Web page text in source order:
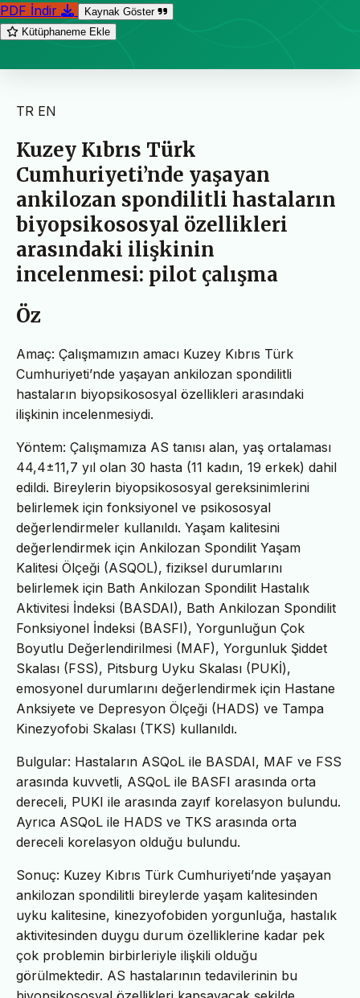
PDF İndir
Kaynak Göster
Kütüphaneme Ekle
TR EN
Kuzey Kıbrıs Türk
Cumhuriyeti’nde yaşayan
ankilozan spondilitli hastaların
biyopsikososyal özellikleri
arasındaki ilişkinin
incelenmesi: pilot çalışma
Öz
Amaç: Çalışmamızın amacı Kuzey Kıbrıs Türk
Cumhuriyeti’nde yaşayan ankilozan spondilitli
hastaların biyopsikososyal özellikleri arasındaki
ilişkinin incelenmesiydi.
Yöntem: Çalışmamıza AS tanısı alan, yaş ortalaması
44,4±11,7 yıl olan 30 hasta (11 kadın, 19 erkek) dahil
edildi. Bireylerin biyopsikososyal gereksinimlerini
belirlemek için fonksiyonel ve psikososyal
değerlendirmeler kullanıldı. Yaşam kalitesini
değerlendirmek için Ankilozan Spondilit Yaşam
Kalitesi Ölçeği (ASQOL), fiziksel durumlarını
belirlemek için Bath Ankilozan Spondilit Hastalık
Aktivitesi İndeksi (BASDAI), Bath Ankilozan Spondilit
Fonksiyonel İndeksi (BASFI), Yorgunluğun Çok
Boyutlu Değerlendirilmesi (MAF), Yorgunluk Şiddet
Skalası (FSS), Pitsburg Uyku Skalası (PUKİ),
emosyonel durumlarını değerlendirmek için Hastane
Anksiyete ve Depresyon Ölçeği (HADS) ve Tampa
Kinezyofobi Skalası (TKS) kullanıldı.
Bulgular: Hastaların ASQoL ile BASDAI, MAF ve FSS
arasında kuvvetli, ASQoL ile BASFI arasında orta
dereceli, PUKI ile arasında zayıf korelasyon bulundu.
Ayrıca ASQoL ile HADS ve TKS arasında orta
dereceli korelasyon olduğu bulundu.
Sonuç: Kuzey Kıbrıs Türk Cumhuriyeti’nde yaşayan
ankilozan spondilitli bireylerde yaşam kalitesinden
uyku kalitesine, kinezyofobiden yorgunluğa, hastalık
aktivitesinden duygu durum özelliklerine kadar pek
çok problemin birbirleriyle ilişkili olduğu
görülmektedir. AS hastalarının tedavilerinin bu